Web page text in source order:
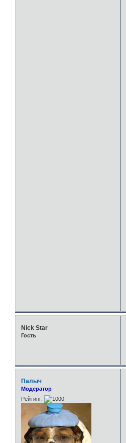
Nick Star
Гость
Палыч
Модератор
Рейтинг: